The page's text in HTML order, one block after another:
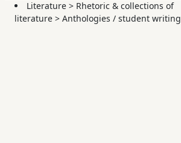
Literature > Rhetoric & collections of
literature > Anthologies / student writing